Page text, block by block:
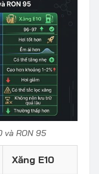
và RON 95
Xăng E10